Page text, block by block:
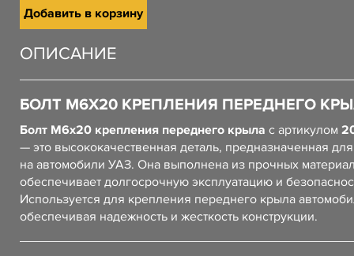
Добавить в корзину
ОПИСАНИЕ
БОЛТ М6Х20 КРЕПЛЕНИЯ ПЕРЕДНЕГО
Болт М6х20 крепления переднего крыла с артикулом
— это высококачественная деталь, предназначенная
на автомобили УАЗ. Она выполнена из прочных
обеспечивает долгосрочную эксплуатацию и
Используется для крепления переднего крыла
обеспечивая надежность и жесткость конструкции.